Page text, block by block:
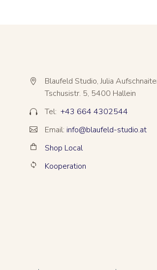


Blaufeld Studio, Julia
Tschusistr. 5, 5400 Hallein

 Tel: +43 664 4302544

 Email: info@blaufeld-studio.at

 Shop Local

 Kooperation